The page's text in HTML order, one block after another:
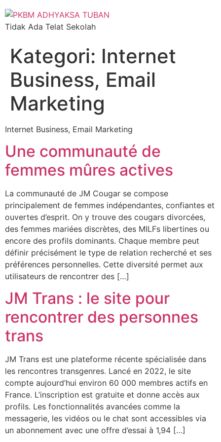
Tidak Ada Telat Sekolah
Kategori: Internet
Business, Email
Marketing
Internet Business, Email Marketing
Une communauté de
femmes mûres actives
La communauté de JM Cougar se compose
principalement de femmes indépendantes, confiantes et
ouvertes d’esprit. On y trouve des cougars divorcées,
des femmes mariées discrètes, des MILFs libertines ou
encore des profils dominants. Chaque membre peut
définir précisément le type de relation recherché et ses
préférences personnelles. Cette diversité permet aux
utilisateurs de rencontrer des […]
JM Trans : le site pour
rencontrer des personnes
trans
JM Trans est une plateforme récente spécialisée dans
les rencontres transgenres. Lancé en 2022, le site
compte aujourd’hui environ 60 000 membres actifs en
France. L’inscription est gratuite et donne accès aux
profils. Les fonctionnalités avancées comme la
messagerie, les vidéos ou le chat sont accessibles via
un abonnement avec une offre d’essai à 1,94 […]